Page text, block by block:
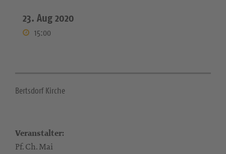
23. Aug 2020
15:00
Bertsdorf Kirche
Veranstalter:
Pf. Ch. Mai